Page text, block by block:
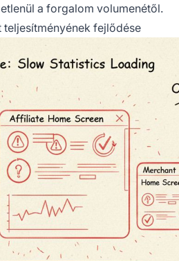
a forgalom volumenétől.
fejlődése